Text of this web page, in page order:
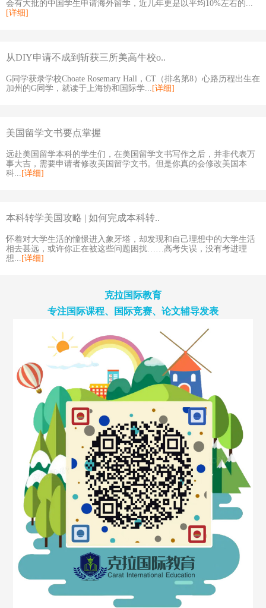
会有大批的中国学生申请海外留学，近几年更是以平均10%左右的...
[详细]
从DIY申请不成到斩获三所美高牛校o..
G同学获录学校Choate Rosemary Hall，CT（排名第8）心路历程出生在
加州的G同学，就读于上海协和国际学... [详细]
美国留学文书要点掌握
远赴美国留学本科的学生们，在美国留学文书写作之后，并非代表万
事大吉，需要申请者修改美国留学文书。但是你真的会修改美国本
科... [详细]
本科转学美国攻略 | 如何完成本科转..
怀着对大学生活的憧憬进入象牙塔，却发现和自己理想中的大学生活
相去甚远，或许你正在被这些问题困扰……高考失误，没有考进理
想... [详细]
克拉国际教育
专注国际课程、国际竞赛、论文辅导发表